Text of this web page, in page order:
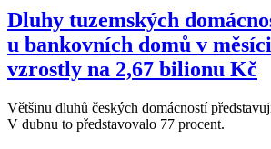
Dluhy tuzemských
u bankovních domů v
vzrostly na 2,67 bilionu Kč
Většinu dluhů českých domácností
V dubnu to představovalo 77 procent.